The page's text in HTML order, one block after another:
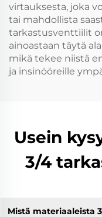
virtauksesta, joka
tai mahdollista
tarkastusventtiilit
ainoastaan täytä
mikä tekee niistä
ja insinööreille
Usein
3/4
Mistä materiaaleista